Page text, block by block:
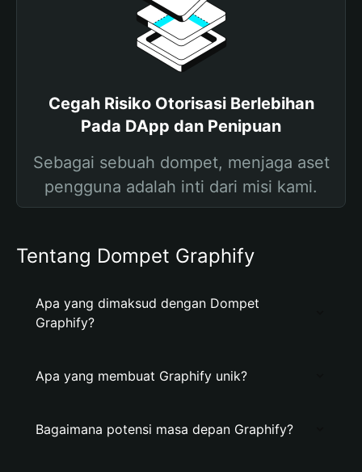
Cegah Risiko Otorisasi Berlebihan
Pada DApp dan Penipuan
Sebagai sebuah dompet, menjaga aset
pengguna adalah inti dari misi kami.
Tentang Dompet Graphify
Apa yang dimaksud dengan Dompet
Graphify?
Apa yang membuat Graphify unik?
Bagaimana potensi masa depan Graphify?